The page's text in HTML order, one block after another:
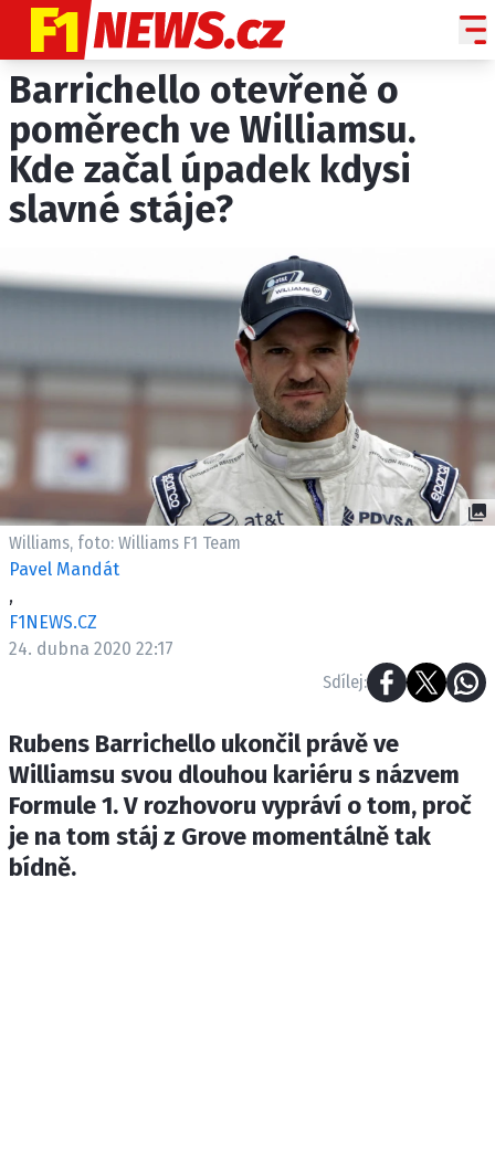
NOVINKY
GRAND PRIX
PADDOCK LINE
TECHNIKA
PROFILY JEZDCŮ
PROFILY TÝMŮ
ROZHOVORY
OSTATNÍ
SLEDUJTE NÁS NA|
ETICKÝ KODEX
KONTAKT
OSOBNÍ ÚDAJE / COOKIES
Provozovatelem serveru F1NEWS.cz je
INCORP MEDIA GROUP s.r.o., IČ: 118 23 054
Barrichello otevřeně o
poměrech ve Williamsu.
Kde začal úpadek kdysi
slavné stáje?
Williams, foto: Williams F1 Team
Pavel Mandát
,
F1NEWS.CZ
24. dubna 2020 22:17
Sdílej:
Rubens Barrichello ukončil právě ve
Williamsu svou dlouhou kariéru s názvem
Formule 1. V rozhovoru vypráví o tom, proč
je na tom stáj z Grove momentálně tak
bídně.